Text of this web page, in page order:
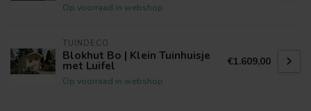
Op voorraad in webshop
TUINDECO
Blokhut Bo | Klein Tuinhuisje
met Luifel
Op voorraad in webshop
€1.609,00